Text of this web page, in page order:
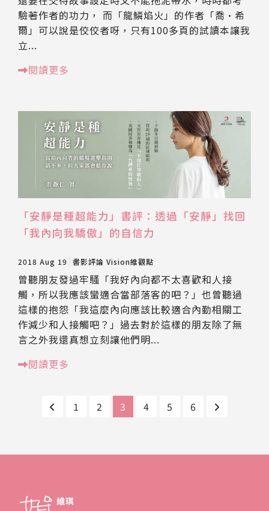
驗著作者的功力， 而「龍鱗焰火」的作者「喬·希
爾」可以說是佼佼者呀，只有100多頁的試讀本讓我
立...
閱讀更多
「安靜是種超能力」書評：透過「安靜」找回
「我內向我驕傲」的自信力
2018 Aug 19 書影評論 Vision維觀點
曾聽朋友發過牢騷「我好內向都不太喜歡和人接
觸，所以我應該蠻適合當部落客的吧？」也曾聽過
這樣的抱怨「我這麼內向應該比較適合內勤相關工
作減少和人接觸吧？」過去對於這樣的朋友除了無
言之外我還真想立刻讓他們明...
閱讀更多
1 2 3 4 5 6
維琪